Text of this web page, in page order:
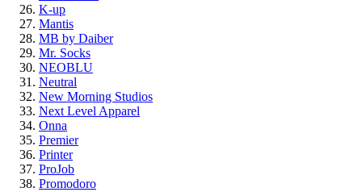
K-up
Mantis
MB by Daiber
Mr. Socks
NEOBLU
Neutral
New Morning Studios
Next Level Apparel
Onna
Premier
Printer
ProJob
Promodoro